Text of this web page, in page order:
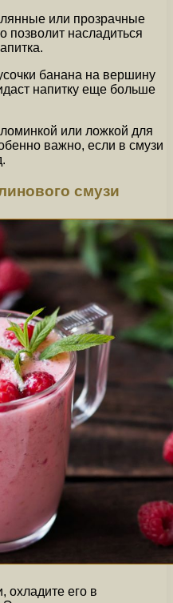
или прозрачные
позволит насладиться
банана на вершину
напитку еще больше
или ложкой для
важно, если в смузи
смузи
охладите его в